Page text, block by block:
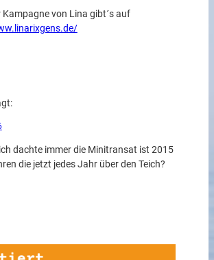
von Lina gibt´s auf
dachte immer die Minitransat ist 2015
die jetzt jedes Jahr über den Teich?